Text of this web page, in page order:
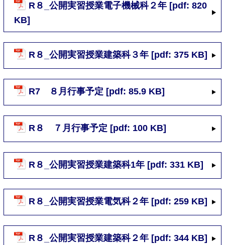
R８_公開実習授業電子機械科２年 [pdf: 820
KB]
R８_公開実習授業建築科３年 [pdf: 375 KB]
R7 ８月行事予定 [pdf: 85.9 KB]
R８ ７月行事予定 [pdf: 100 KB]
R８_公開実習授業建築科1年 [pdf: 331 KB]
R８_公開実習授業電気科２年 [pdf: 259 KB]
R８_公開実習授業建築科２年 [pdf: 344 KB]